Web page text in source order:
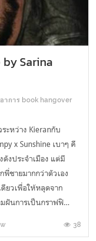
Sarina
าการ book hangover
ระหว่าง Kieranกับ
x Sunshine เบาๆ คี
งประจำเมือง แต่มี
พี่ชายมากกว่าตัวเอง
ยวเพื่อให้หลุดจาก
ฝันการเป็นกราฟฟิ...
38